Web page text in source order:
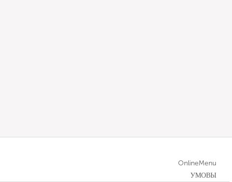
OnlineMenu
УМОВЫ